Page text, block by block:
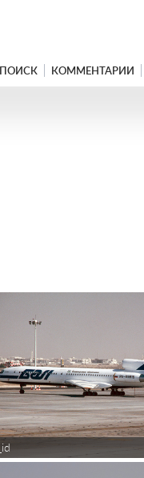
ПОИСК КОММЕНТАРИИ